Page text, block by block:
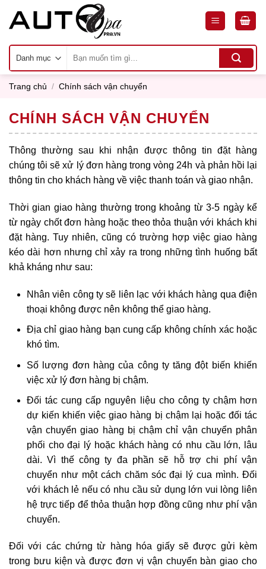
kiếm:
Trang chủ / Chính sách vận chuyển
CHÍNH SÁCH VẬN CHUYỂN
Thông thường sau khi nhận được thông tin đặt hàng
chúng tôi sẽ xử lý đơn hàng trong vòng 24h và phản hồi lại
thông tin cho khách hàng về việc thanh toán và giao nhận.
Thời gian giao hàng thường trong khoảng từ 3-5 ngày kể
từ ngày chốt đơn hàng hoặc theo thỏa thuận với khách khi
đặt hàng. Tuy nhiên, cũng có trường hợp việc giao hàng
kéo dài hơn nhưng chỉ xảy ra trong những tình huống bất
khả kháng như sau:
Nhân viên công ty sẽ liên lạc với khách hàng qua điện
thoại không được nên không thể giao hàng.
Địa chỉ giao hàng bạn cung cấp không chính xác hoặc
khó tìm.
Số lượng đơn hàng của công ty tăng đột biến khiến
việc xử lý đơn hàng bị chậm.
Đối tác cung cấp nguyên liệu cho công ty chậm hơn
dự kiến khiến việc giao hàng bị chậm lại hoặc đối tác
vận chuyển giao hàng bị chậm chỉ vận chuyển phân
phối cho đại lý hoặc khách hàng có nhu cầu lớn, lâu
dài. Vì thế công ty đa phần sẽ hỗ trợ chi phí vận
chuyển như một cách chăm sóc đại lý cua mình. Đối
với khách lẻ nếu có nhu cầu sử dụng lớn vui lòng liên
hệ trực tiếp để thỏa thuận hợp đồng cũng như phí vận
chuyển.
Đối với các chứng từ hàng hóa giấy sẽ được gửi kèm
trong bưu kiện và được đơn vị vận chuyển bàn giao cho